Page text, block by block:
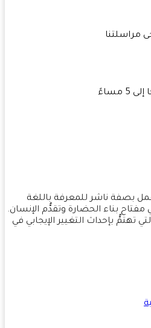
ناشر للمعرفة باللغة
بناء الحضارة وتقدُّم الإنسان.
بإحداث التغيير الإيجابي في